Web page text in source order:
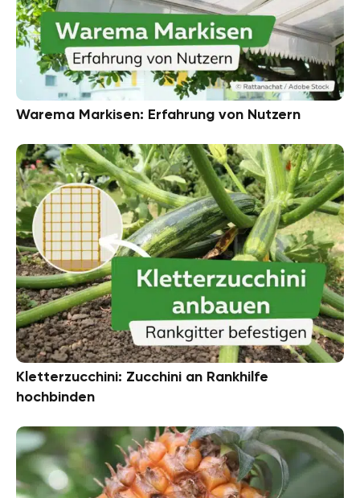
Warema Markisen: Erfahrung von Nutzern
Kletterzucchini: Zucchini an Rankhilfe
hochbinden